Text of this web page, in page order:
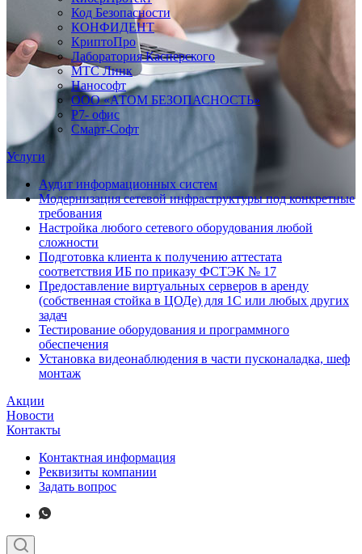
Код Безопасности
КОНФИДЕНТ
КриптоПро
Лаборатория Касперского
МТС Линк
Нанософт
ООО «АТОМ БЕЗОПАСНОСТЬ»
Р7- офис
Смарт-Софт
Услуги
Аудит информационных систем
Модернизация сетевой инфраструктуры под конкретные
требования
Настройка любого сетевого оборудования любой
сложности
Подготовка клиента к получению аттестата
соответствия ИБ по приказу ФСТЭК № 17
Предоставление виртуальных серверов в аренду
(собственная стойка в ЦОДе) для 1С или любых других
задач
Тестирование оборудования и программного
обеспечения
Установка видеонаблюдения в части пусконаладка, шеф
монтаж
Акции
Новости
Контакты
Контактная информация
Реквизиты компании
Задать вопрос